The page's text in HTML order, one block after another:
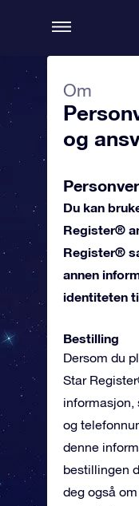
Om
og
Du kan
Register®
Register®
annen
identiteten
Bestilling
Dersom du
Star
informasjon,
og
denne
bestillingen
deg også